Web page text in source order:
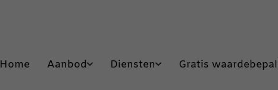
Home Aanbod Diensten Gratis